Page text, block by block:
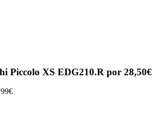
Piccolo XS EDG210.R por 28,50€